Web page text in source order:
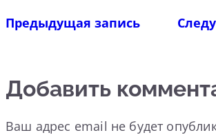
Предыдущая запись
Добавить
Ваш адрес email не будет